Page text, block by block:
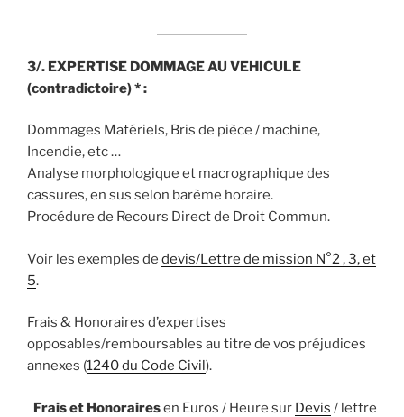
3/. EXPERTISE DOMMAGE AU VEHICULE
(contradictoire) * :
Dommages Matériels, Bris de pièce / machine,
Incendie, etc …
Analyse morphologique et macrographique des
cassures, en sus selon barème horaire.
Procédure de Recours Direct de Droit Commun.
Voir les exemples de devis/Lettre de mission N°2 , 3, et
5.
Frais & Honoraires d’expertises
opposables/remboursables au titre de vos préjudices
annexes (1240 du Code Civil).
Frais et Honorairesen Euros / Heure sur Devis / lettre